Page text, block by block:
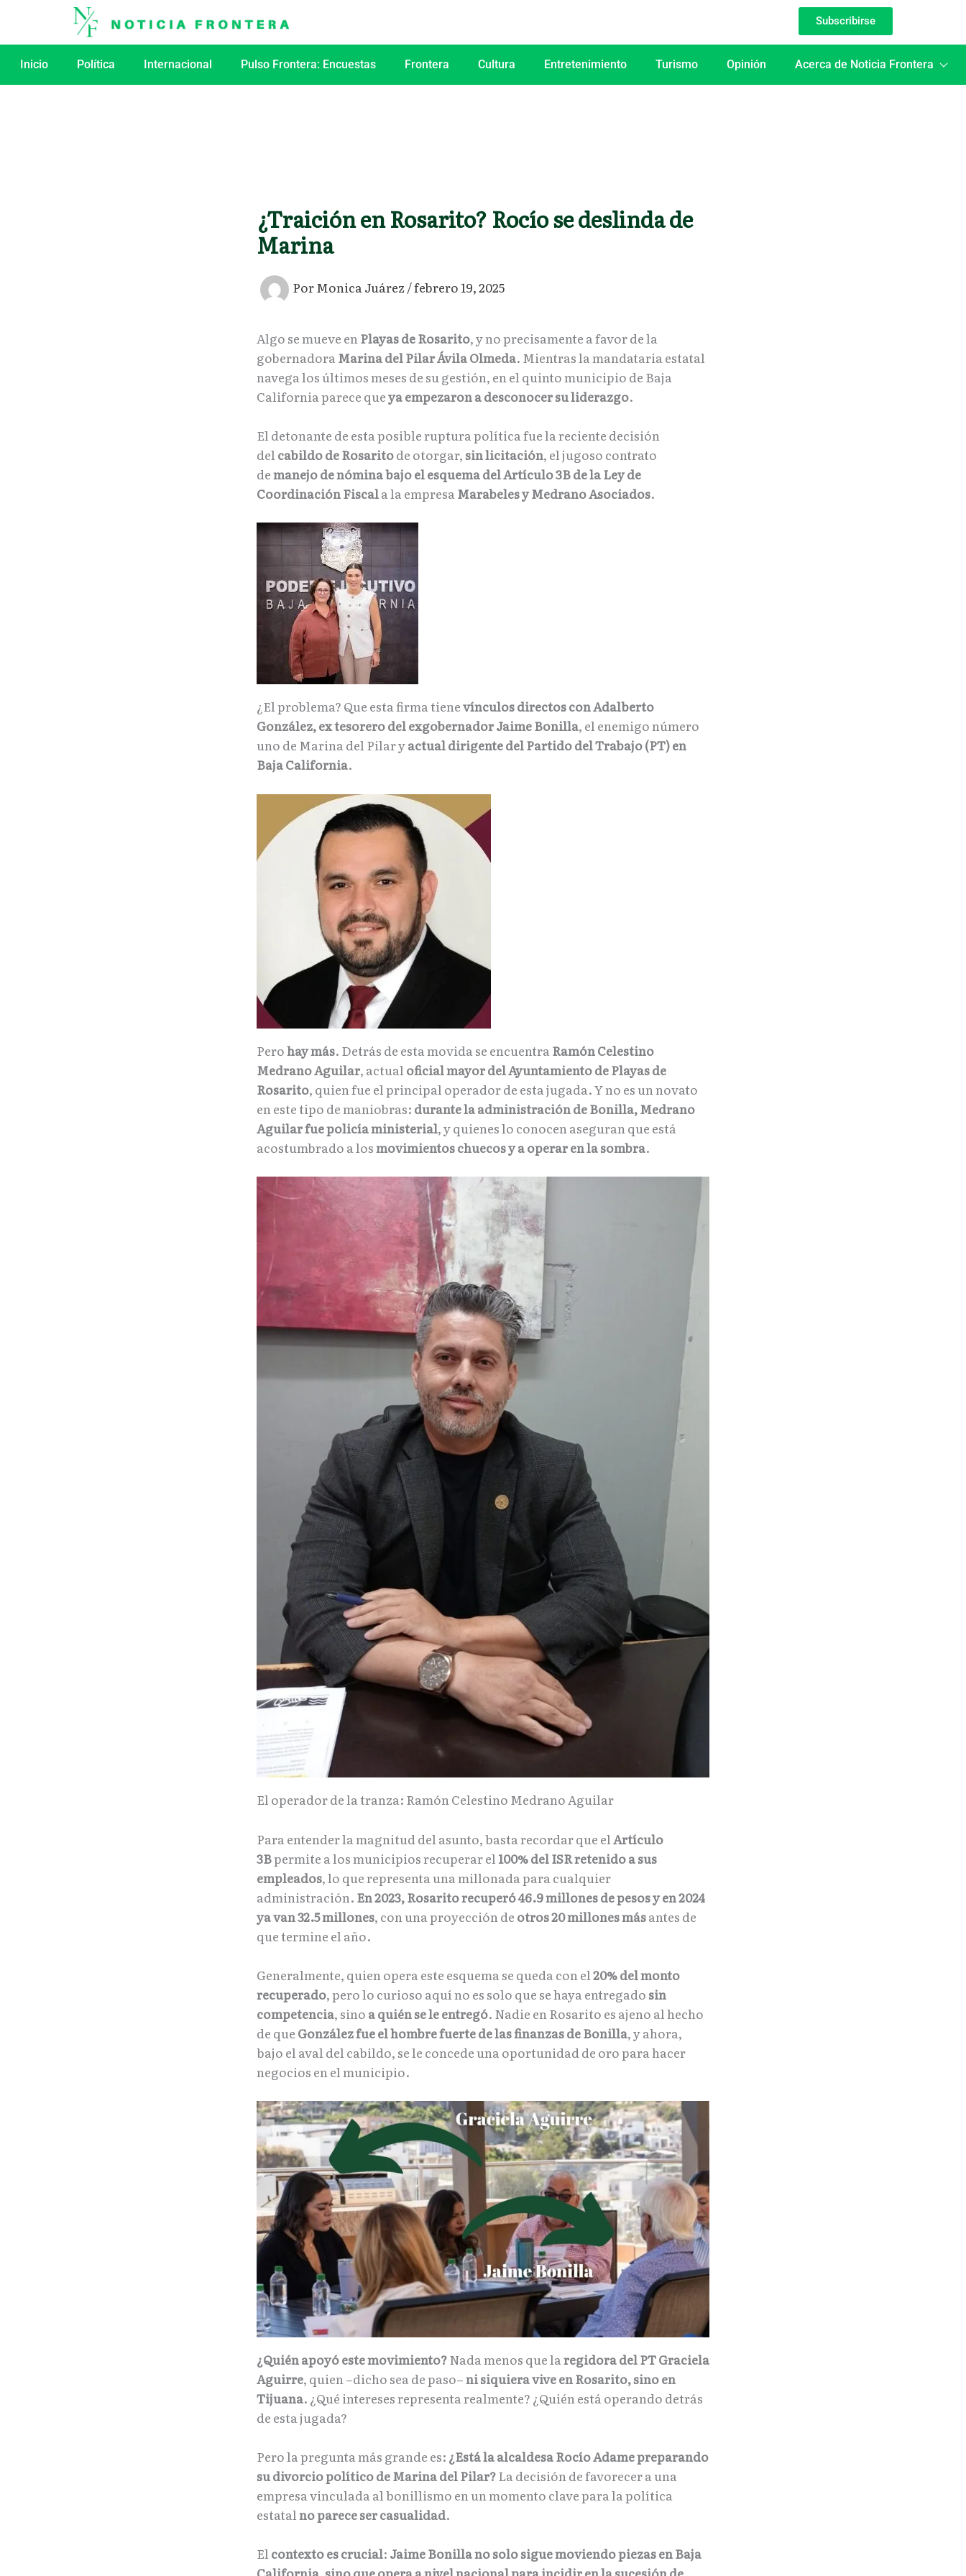
contenido
Subscribirse
Inicio Política Internacional Pulso Frontera: Encuestas Frontera Cultura Entretenimiento Turismo Opinión Acerca de Noticia Frontera
¿Traición en Rosarito? Rocío se deslinda de
Marina
PorMonica Juárez/febrero 19, 2025
Algo se mueve enPlayas de Rosarito, y no precisamente a favor de la
gobernadoraMarina del Pilar Ávila Olmeda. Mientras la mandataria estatal
navega los últimos meses de su gestión, en el quinto municipio de Baja
California parece queya empezaron a desconocer su liderazgo.
El detonante de esta posible ruptura política fue la reciente decisión
del cabildo de Rosaritode otorgar, sin licitación, el jugoso contrato
demanejo de nómina bajo el esquema del Artículo 3B de la Ley de
Coordinación Fiscala la empresaMarabeles y Medrano Asociados.
¿El problema? Que esta firma tienevínculos directos con Adalberto
González, ex tesorero del exgobernador Jaime Bonilla, el enemigo número
uno de Marina del Pilar yactual dirigente del Partido del Trabajo (PT) en
Baja California.
Perohay más. Detrás de esta movida se encuentra Ramón Celestino
Medrano Aguilar, actual oficial mayor del Ayuntamiento de Playas de
Rosarito, quien fue el principal operador de esta jugada. Y no es un novato
en este tipo de maniobras: durante la administración de Bonilla, Medrano
Aguilar fue policía ministerial, y quienes lo conocen aseguran que está
acostumbrado a losmovimientos chuecos y a operar en la sombra.
El operador de la tranza: Ramón Celestino Medrano Aguilar
Para entender la magnitud del asunto, basta recordar que el Artículo
3Bpermite a los municipios recuperar el 100% del ISR retenido a sus
empleados, lo que representa una millonada para cualquier
administración. En 2023, Rosarito recuperó 46.9 millones de pesos y en 2024
ya van 32.5 millones, con una proyección de otros 20 millones másantes de
que termine el año.
Generalmente, quien opera este esquema se queda con el 20% del monto
recuperado, pero lo curioso aquí no es solo que se haya entregado sin
competencia, sino a quién se le entregó. Nadie en Rosarito es ajeno al hecho
de que González fue el hombre fuerte de las finanzas de Bonilla, y ahora,
bajo el aval del cabildo, se le concede una oportunidad de oro para hacer
negocios en el municipio.
¿Quién apoyó este movimiento?Nada menos que la regidora del PT Graciela
Aguirre, quien –dicho sea de paso–ni siquiera vive en Rosarito, sino en
Tijuana. ¿Qué intereses representa realmente? ¿Quién está operando detrás
de esta jugada?
Pero la pregunta más grande es: ¿Está la alcaldesa Rocío Adame preparando
su divorcio político de Marina del Pilar?La decisión de favorecer a una
empresa vinculada al bonillismo en un momento clave para la política
estatal no parece ser casualidad.
El contexto es crucial: Jaime Bonilla no solo sigue moviendo piezas en Baja